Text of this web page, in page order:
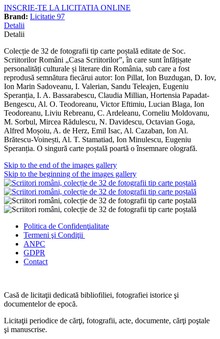
INSCRIE-TE LA LICITATIA ONLINE
Brand: Licitatie 97
Detalii
Detalii
Colecție de 32 de fotografii tip carte poștală editate de Soc.
Scriitorilor Români „Casa Scriitorilor”, în care sunt înfățișate
personalități culturale și literare din România, sub care a fost
reprodusă semnătura fiecărui autor: Ion Pillat, Ion Buzdugan, D. Iov,
Ion Marin Sadoveanu, I. Valerian, Sandu Teleajen, Eugeniu
Speranția, I. A. Bassarabescu, Claudia Millian, Hortensia Papadat-
Bengescu, Al. O. Teodoreanu, Victor Eftimiu, Lucian Blaga, Ion
Teodoreanu, Liviu Rebreanu, C. Ardeleanu, Corneliu Moldovanu,
M. Sorbul, Mircea Rădulescu, N. Davidescu, Octavian Goga,
Alfred Moșoiu, A. de Herz, Emil Isac, Al. Cazaban, Ion Al.
Brătescu-Voinești, Al. T. Stamatiad, Ion Minulescu, Eugeniu
Speranția. O singură carte poștală poartă o însemnare olografă.
Skip to the end of the images gallery
Skip to the beginning of the images gallery
Politica de Confidenţialitate
Termeni şi Condiţii
ANPC
GDPR
Contact
Casă de licitaţii dedicată bibliofiliei, fotografiei istorice şi
documentelor de epocă.
Licitaţii periodice de cărţi, fotografii, acte, documente, cărţi poştale
şi manuscrise.